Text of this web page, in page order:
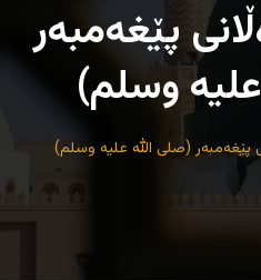
پێغەمبەر
وسلم)
پێغەمبەر (صلی الله علیه وسلم)